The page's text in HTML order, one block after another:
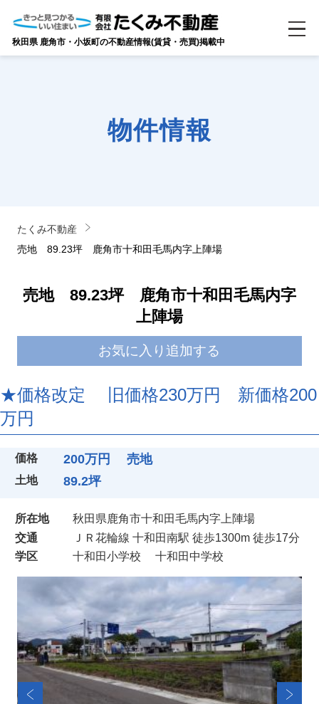
秋田県 鹿角市・小坂町の不動産情報(賃貸・売買)掲載中
物件情報
たくみ不動産
売地 89.23坪 鹿角市十和田毛馬内字上陣場
売地 89.23坪 鹿角市十和田毛馬内字
上陣場
お気に入り追加する
★価格改定 旧価格230万円 新価格200
万円
価格 200万円 売地
土地 89.2坪
所在地
秋田県鹿角市十和田毛馬内字上陣場
交通
ＪＲ花輪線 十和田南駅 徒歩1300m 徒歩17分
学区
十和田小学校 十和田中学校